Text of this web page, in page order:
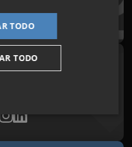
en redes
cualquier medio
TODO
TODO